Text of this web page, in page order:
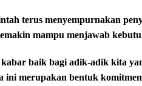
terus menyempurnakan
mampu menjawab
baik bagi adik-adik kita
ini merupakan bentuk